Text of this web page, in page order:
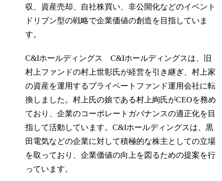
収、資産売却、自社株買い、非公開化などのイベント
ドリブン型の戦略で企業価値の創造を目指していま
す。
C&Iホールディングス C&Iホールディングスは、旧
村上ファンドの村上世彰氏が経営を引き継ぎ、村上家
の資産を運用するプライベートファンド運用会社に転
換しました。村上氏の娘である村上絢氏がCEOを務め
ており、企業のコーポレートガバナンスの適正化を目
指して活動しています。C&Iホールディングスは、黒
田電気などの企業に対して積極的な株主としての立場
を取っており、企業価値の向上を図るための提案を行
っています。